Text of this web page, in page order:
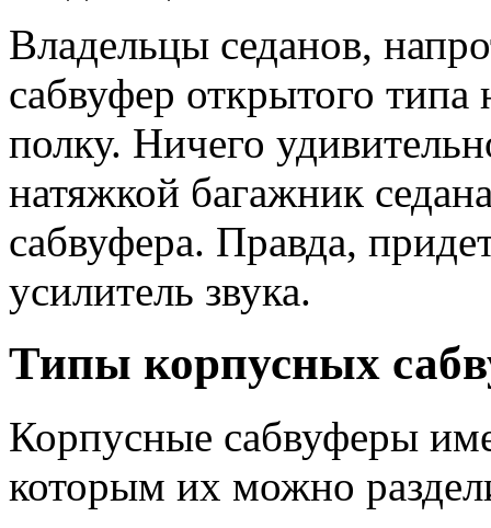
Владельцы седанов,
сабвуфер открытого
полку. Ничего
натяжкой багажник
сабвуфера. Правда,
усилитель звука.
Типы корпусных
Корпусные сабвуферы
которым их можно